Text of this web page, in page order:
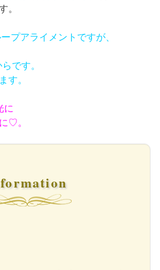
。
プアライメントですが、
です。
す。
に
♡。